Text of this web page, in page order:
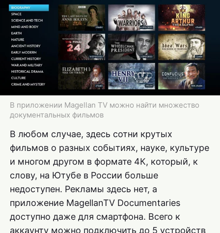
В приложении Magellan TV можно найти множество
документальных фильмов
В любом случае, здесь сотни крутых
фильмов о разных событиях, науке, культуре
и многом другом в формате 4К, который, к
слову, на Ютубе в России больше
недоступен. Рекламы здесь нет, а
приложение MagellanTV Documentaries
доступно даже для смартфона. Всего к
аккаунту можно подключить до 5 устройств